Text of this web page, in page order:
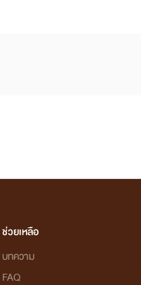
ช่วยเหลือ
บทความ
FAQ